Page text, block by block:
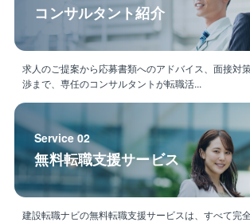
コンサルタント紹介
求人のご提案から応募書類へのアドバイス、面接対
渉まで、専任のコンサルタントが転職活...
Service 02
無料転職支援サービス
建設転職ナビの無料転職支援サービスは、すべて完